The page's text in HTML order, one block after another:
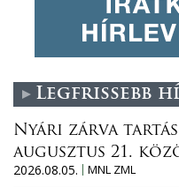
Legfrissebb
Nyári zárva tartás
augusztus 21.
2026.08.05.
MNL ZML